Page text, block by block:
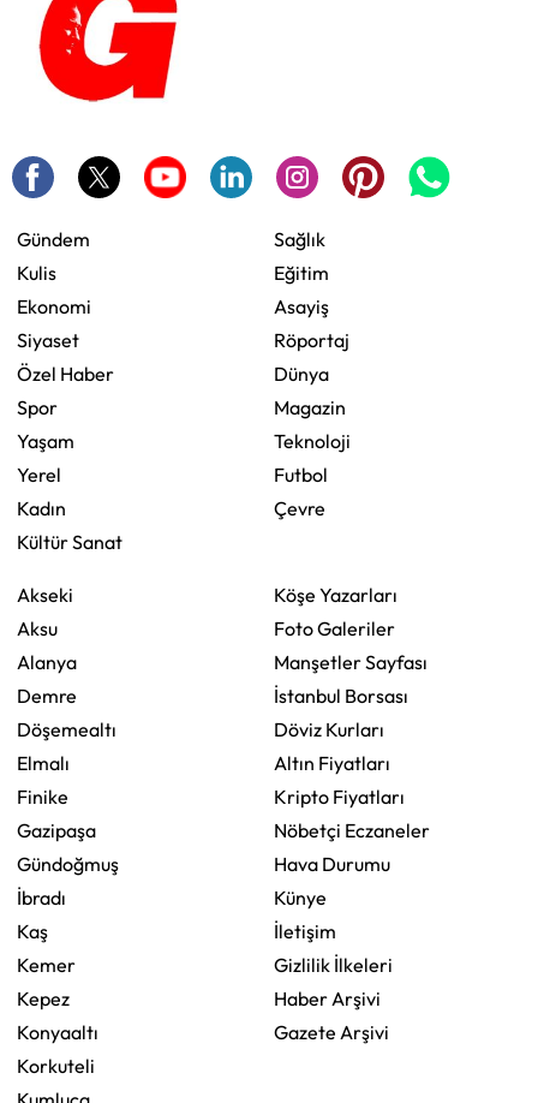
Gündem
Kulis
Ekonomi
Siyaset
Özel Haber
Spor
Yaşam
Yerel
Kadın
Kültür Sanat
Sağlık
Eğitim
Asayiş
Röportaj
Dünya
Magazin
Teknoloji
Futbol
Çevre
Akseki
Aksu
Alanya
Demre
Döşemealtı
Elmalı
Finike
Gazipaşa
Gündoğmuş
İbradı
Kaş
Kemer
Kepez
Konyaaltı
Korkuteli
Köşe Yazarları
Foto Galeriler
Manşetler Sayfası
İstanbul Borsası
Döviz Kurları
Altın Fiyatları
Kripto Fiyatları
Nöbetçi Eczaneler
Hava Durumu
Künye
İletişim
Gizlilik İlkeleri
Haber Arşivi
Gazete Arşivi